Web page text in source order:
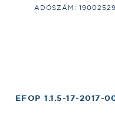
ADÓSZÁM:
EFOP 1.1.5-17-2017-